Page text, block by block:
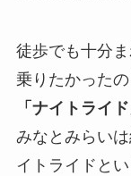
徒歩でも十分
乗りたかったの
「ナイトライ
みなとみらい
イトライドと